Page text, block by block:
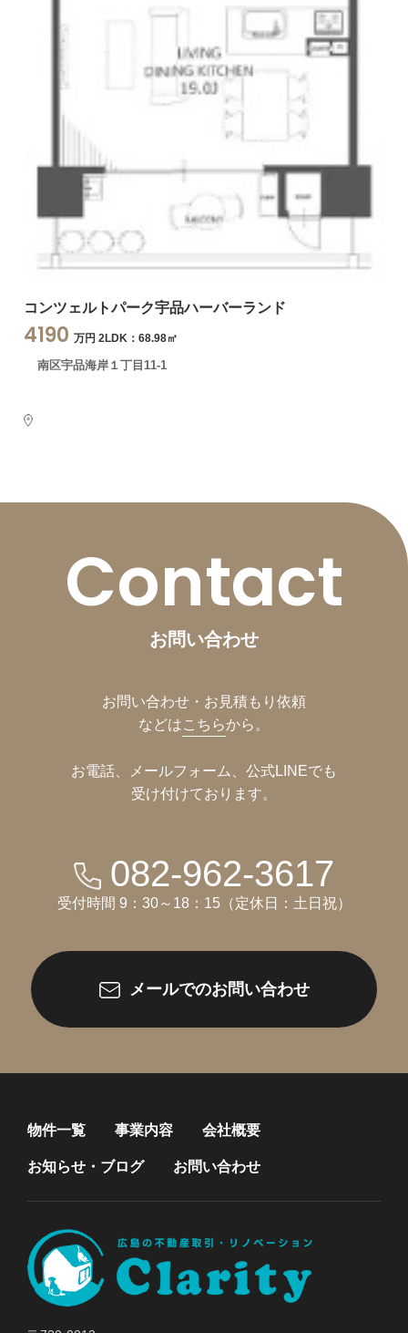
コンツェルトパーク宇品ハーバーランド
4190 万円 2LDK：68.98㎡
南区宇品海岸１丁目11-1
Contact
お問い合わせ
お問い合わせ・お見積もり依頼
などはこちらから。
お電話、メールフォーム、公式LINEでも
受け付けております。
082-962-3617
受付時間 9：30～18：15（定休日：土日祝）
メールでのお問い合わせ
物件一覧 事業内容 会社概要
お知らせ・ブログ お問い合わせ